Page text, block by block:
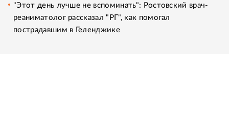
"Этот день лучше не вспоминать": Ростовский врач-
реаниматолог рассказал "РГ", как помогал
пострадавшим в Геленджике